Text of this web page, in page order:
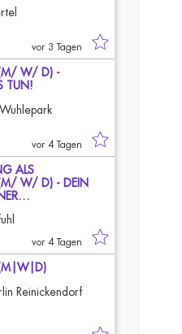
vor 3 Tagen
(M/ W/ D) -
TUN!
vor 4 Tagen
ALS
(M/ W/ D) - DEIN
vor 4 Tagen
(M|W|D)
Reinickendorf